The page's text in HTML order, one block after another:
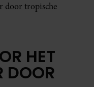
door tropische
HET
DOOR